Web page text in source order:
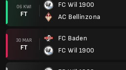
06 KWI
FT
FC Wil 1900
AC Bellinzona
30 MAR
FT
FC Baden
FC Wil 1900